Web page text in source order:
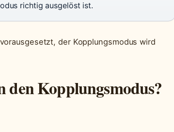
richtig ausgelöst ist.
der Kopplungsmodus wird
den Kopplungsmodus?